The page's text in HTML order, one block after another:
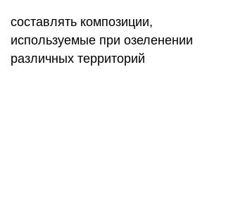
составлять композиции,
используемые при озеленении
различных территорий